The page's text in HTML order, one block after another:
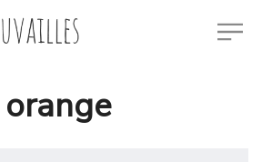
orange